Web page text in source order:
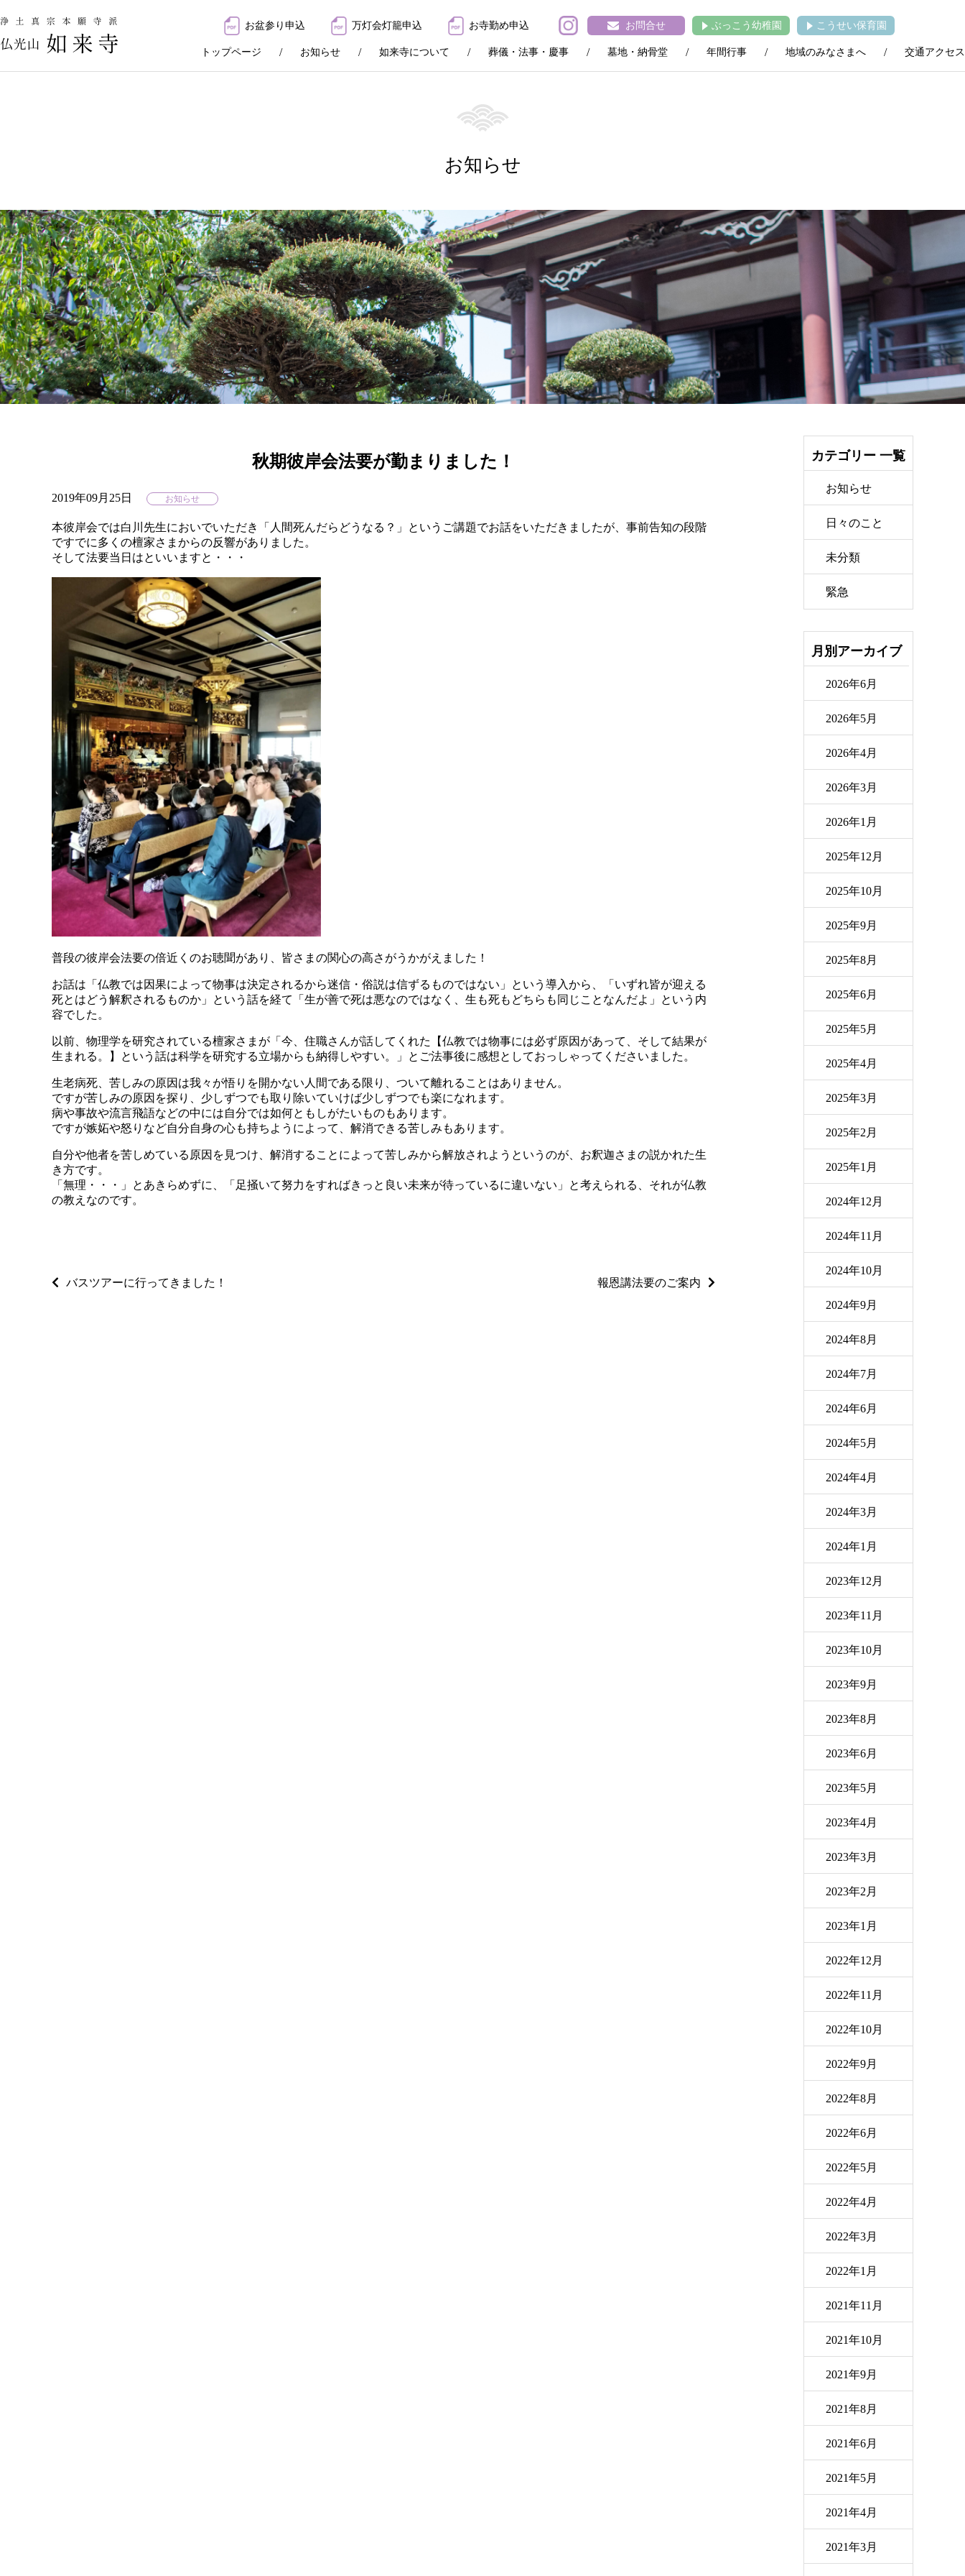
お盆参り申込 万灯会灯籠申込 お寺勤め申込 お問合せ ぶっこう幼稚園 こうせい保育園
トップページ お知らせ 如来寺について 葬儀・法事・慶事 墓地・納骨堂 年間行事 地域のみなさまへ 交通アクセス
お知らせ
秋期彼岸会法要が勤まりました！
お知らせ
2019年09月25日
本彼岸会では白川先生においでいただき「人間死んだらどうなる？」というご講題でお話をいただきましたが、事前告知の段階
ですでに多くの檀家さまからの反響がありました。
そして法要当日はといいますと・・・
普段の彼岸会法要の倍近くのお聴聞があり、皆さまの関心の高さがうかがえました！
お話は「仏教では因果によって物事は決定されるから迷信・俗説は信ずるものではない」という導入から、「いずれ皆が迎える
死とはどう解釈されるものか」という話を経て「生が善で死は悪なのではなく、生も死もどちらも同じことなんだよ」という内
容でした。
以前、物理学を研究されている檀家さまが「今、住職さんが話してくれた【仏教では物事には必ず原因があって、そして結果が
生まれる。】という話は科学を研究する立場からも納得しやすい。」とご法事後に感想としておっしゃってくださいました。
生老病死、苦しみの原因は我々が悟りを開かない人間である限り、ついて離れることはありません。
ですが苦しみの原因を探り、少しずつでも取り除いていけば少しずつでも楽になれます。
病や事故や流言飛語などの中には自分では如何ともしがたいものもあります。
ですが嫉妬や怒りなど自分自身の心も持ちようによって、解消できる苦しみもあります。
自分や他者を苦しめている原因を見つけ、解消することによって苦しみから解放されようというのが、お釈迦さまの説かれた生
き方です。
「無理・・・」とあきらめずに、「足掻いて努力をすればきっと良い未来が待っているに違いない」と考えられる、それが仏教
の教えなのです。
バスツアーに行ってきました！ 報恩講法要のご案内
カテゴリー 一覧
お知らせ
日々のこと
未分類
緊急
月別アーカイブ
2026年6月
2026年5月
2026年4月
2026年3月
2026年1月
2025年12月
2025年10月
2025年9月
2025年8月
2025年6月
2025年5月
2025年4月
2025年3月
2025年2月
2025年1月
2024年12月
2024年11月
2024年10月
2024年9月
2024年8月
2024年7月
2024年6月
2024年5月
2024年4月
2024年3月
2024年1月
2023年12月
2023年11月
2023年10月
2023年9月
2023年8月
2023年6月
2023年5月
2023年4月
2023年3月
2023年2月
2023年1月
2022年12月
2022年11月
2022年10月
2022年9月
2022年8月
2022年6月
2022年5月
2022年4月
2022年3月
2022年1月
2021年11月
2021年10月
2021年9月
2021年8月
2021年6月
2021年5月
2021年4月
2021年3月